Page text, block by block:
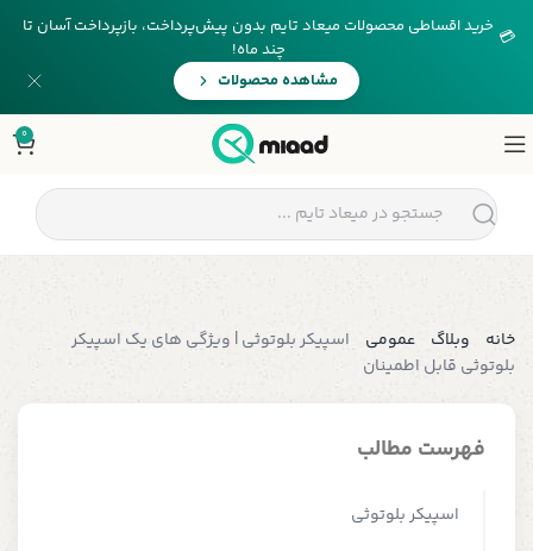
💳 خرید اقساطی محصولات میعاد تایم بدون پیش‌پرداخت، بازپرداخت آسان تا
چند ماه!
مشاهده محصولات
0
خانه وبلاگ عمومی
اسپیکر بلوتوثی | ویژگی های یک اسپیکر
بلوتوثی قابل اطمینان
فهرست مطالب
اسپیکر بلوتوثی